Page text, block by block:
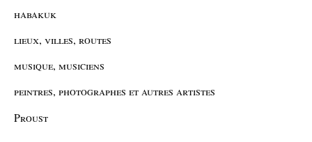
habakuk
lieux, villes, routes
musique, musiciens
peintres, photographes et autres artistes
Proust